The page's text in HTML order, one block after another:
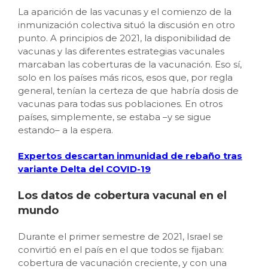
La aparición de las vacunas y el comienzo de la
inmunización colectiva situó la discusión en otro
punto. A principios de 2021, la disponibilidad de
vacunas y las diferentes estrategias vacunales
marcaban las coberturas de la vacunación. Eso sí,
solo en los países más ricos, esos que, por regla
general, tenían la certeza de que habría dosis de
vacunas para todas sus poblaciones. En otros
países, simplemente, se estaba –y se sigue
estando– a la espera.
Expertos descartan inmunidad de rebaño tras
variante Delta del COVID-19
Los datos de cobertura vacunal en el
mundo
Durante el primer semestre de 2021, Israel se
convirtió en el país en el que todos se fijaban:
cobertura de vacunación creciente, y con una